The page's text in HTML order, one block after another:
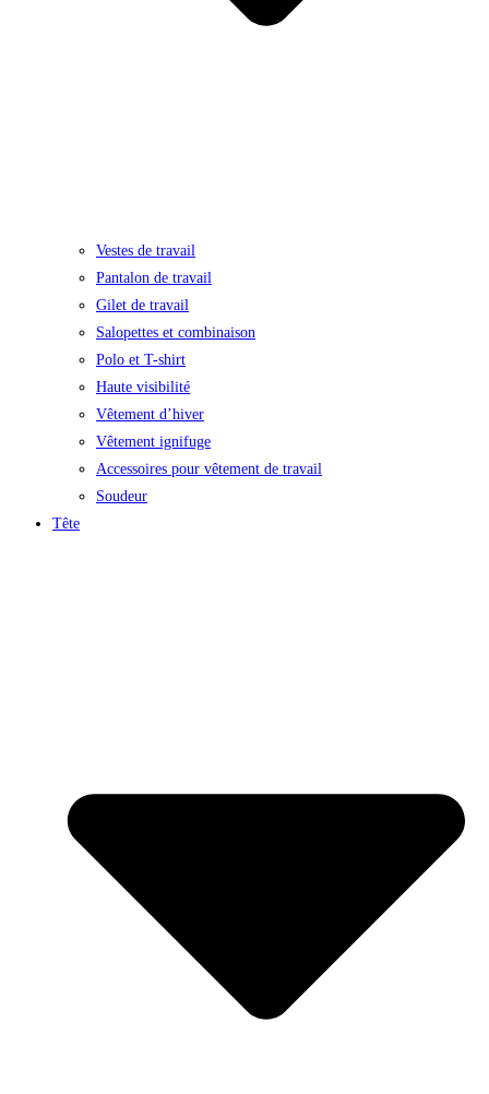
Vestes de travail
Pantalon de travail
Gilet de travail
Salopettes et combinaison
Polo et T-shirt
Haute visibilité
Vêtement d’hiver
Vêtement ignifuge
Accessoires pour vêtement de travail
Soudeur
Tête